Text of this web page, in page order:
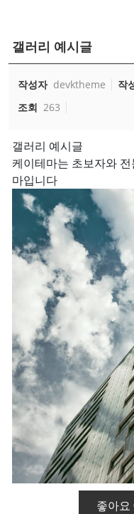
갤러리 예시글
작성자 devktheme 작
조회 263
갤러리 예시글
케이테마는 초보자와
마입니다
좋아요